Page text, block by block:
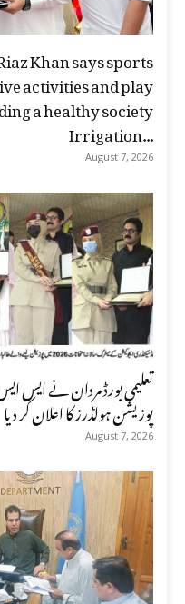
Khan says sports
activities and play
a healthy society
Irrigation...
August 7, 2026
پوزیشن ہولڈرز کا اعلان کر دیا
August 7, 2026